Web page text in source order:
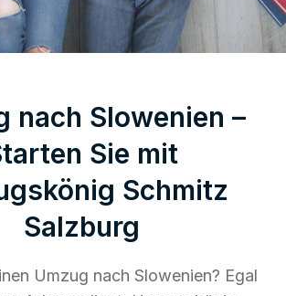
nach Slowenien –
Sie mit
Schmitz
Salzburg
Umzug nach Slowenien? Egal